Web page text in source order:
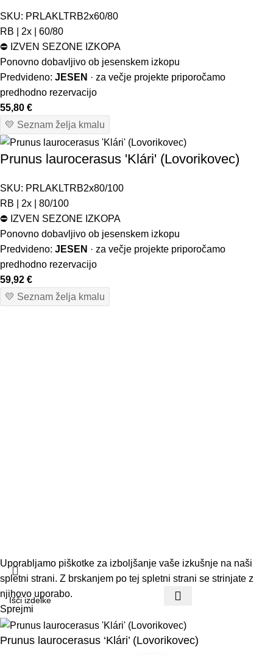
SKU: PRLAKLTRB2x60/80
RB | 2x | 60/80
⛔ IZVEN SEZONE IZKOPA
Ponovno dobavljivo ob jesenskem izkopu
Predvideno: JESEN · za večje projekte priporočamo
predhodno rezervacijo
55,80 €
💛 Seznam želja kmalu
Prunus laurocerasus 'Klári' (Lovorikovec)
SKU: PRLAKLTRB2x80/100
RB | 2x | 80/100
⛔ IZVEN SEZONE IZKOPA
Ponovno dobavljivo ob jesenskem izkopu
Predvideno: JESEN · za večje projekte priporočamo
predhodno rezervacijo
59,92 €
💛 Seznam želja kmalu
Uporabljamo piškotke za izboljšanje vaše izkušnje na naši
spletni strani. Z brskanjem po tej spletni strani se strinjate z
njihovo uporabo.
Sprejmi
Prunus laurocerasus ‘Klári’ (Lovorikovec)